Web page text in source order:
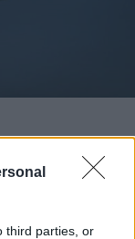
third parties, or